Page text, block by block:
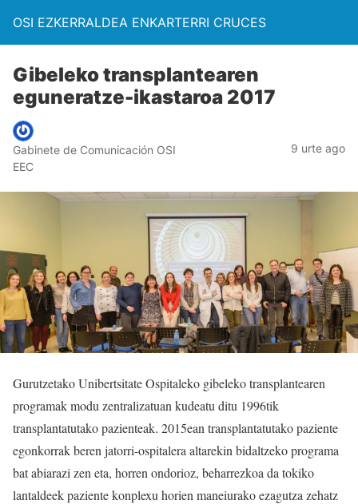
OSI EZKERRALDEA ENKARTERRI CRUCES
Gibeleko transplantearen
eguneratze-ikastaroa 2017
Gabinete de Comunicación OSI
EEC
9 urte ago
Gurutzetako Unibertsitate Ospitaleko gibeleko transplantearen
programak modu zentralizatuan kudeatu ditu 1996tik
transplantatutako pazienteak. 2015ean transplantatutako paziente
egonkorrak beren jatorri-ospitalera altarekin bidaltzeko programa
bat abiarazi zen eta, horren ondorioz, beharrezkoa da tokiko
lantaldeek paziente konplexu horien maneiurako ezagutza zehatz